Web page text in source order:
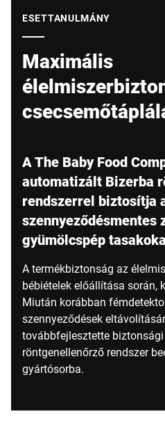
ESETTANULMÁNY
Maximális
A The Baby Food
automatizált Bizerba
rendszerrel biztosítja
szennyeződésmentes
gyümölcspép
A termékbiztonság az
bébiételek előállítása során,
Miután korábban
szennyeződések
továbbfejlesztette
röntgenellenőrző rendszer
gyártósorba.